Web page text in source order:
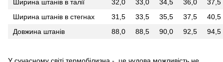
Ширина штанів в талії
32,0 33,0 34,5 36,0
37,5
Ширина штанів в стегнах
31,5 33,5 35,5 37,5
40,5
Довжина штанів
88,0 88,5 90,0 92,5 94,5
У сучасному світі термобілизна - це чудова можливість не